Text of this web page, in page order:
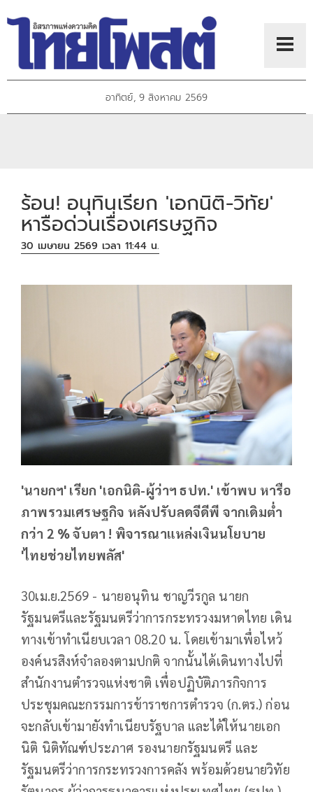
อาทิตย์, 9 สิงหาคม 2569
ร้อน! อนุทินเรียก 'เอกนิติ-วิทัย'
หารือด่วนเรื่องเศรษฐกิจ
30 เมษายน 2569 เวลา 11:44 น.
'นายกฯ' เรียก 'เอกนิติ-ผู้ว่าฯ ธปท.' เข้าพบ หารือ
ภาพรวมเศรษฐกิจ หลังปรับลดจีดีพี จากเดิมต่ำ
กว่า 2 % จับตา ! พิจารณาแหล่งเงินนโยบาย
'ไทยช่วยไทยพลัส'
30เม.ย.2569 - นายอนุทิน ชาญวีรกูล นายก
รัฐมนตรีและรัฐมนตรีว่าการกระทรวงมหาดไทย เดิน
ทางเข้าทำเนียบเวลา 08.20 น. โดยเข้ามาเพื่อไหว้
องค์นรสิงห์จำลองตามปกติ จากนั้นได้เดินทางไปที่
สำนักงานตำรวจแห่งชาติ เพื่อปฏิบัติภารกิจการ
ประชุมคณะกรรมการข้าราชการตำรวจ (ก.ตร.) ก่อน
จะกลับเข้ามายังทำเนียบรัฐบาล และได้ให้นายเอก
นิติ นิติทัณฑ์ประภาศ รองนายกรัฐมนตรี และ
รัฐมนตรีว่าการกระทรวงการคลัง พร้อมด้วยนายวิทัย